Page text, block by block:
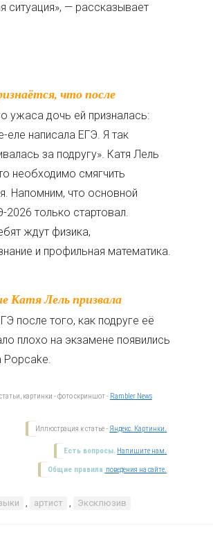
ситуация», — рассказывает
ужаса дочь ей призналась:
еле написала ЕГЭ. Я так
за подругу». Катя Лель
необходимо смягчить
Напомним, что основной
2026 только стартовал.
ждут физика,
и профильная математика.
после того, как подруге её
плохо на экзамене появились
Popcake.
картинки - фото скриншот - Rambler News
Иллюстрация к статье - Яндекс. Картинки.
Есть вопросы. Напишите нам.
Общие правила поведения на сайте.
, артист , Эксклюзив